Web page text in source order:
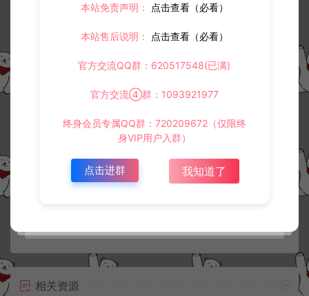
冷雨泽ღ 默认解压密码：www.lyzwlkj.vip 复
三网H5休闲游戏【征服小小世界H5】3月最新整理Linux手工服务端+Win一键服务端+解压即玩+简易安卓客户端+详细搭建教程
下一篇：
相关资源
本站免责声明： 点击查看（必看）
本站售后说明： 点击查看（必看）
官方交流QQ群：620517548(已满)
官方交流④群：1093921977
终身会员专属QQ群：720209672（仅限终
身VIP用户入群）
点击进群 我知道了